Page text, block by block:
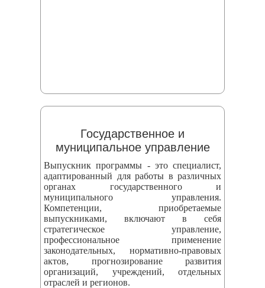
Государственное и
муниципальное управление
Выпускник программы - это специалист,
адаптированный для работы в различных
органах государственного и
муниципального управления.
Компетенции, приобретаемые
выпускниками, включают в себя
стратегическое управление,
профессиональное применение
законодательных, нормативно-правовых
актов, прогнозирование развития
организаций, учреждений, отдельных
отраслей и регионов.